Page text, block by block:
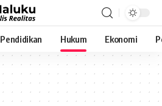
Pendidikan Hukum Ekonomi